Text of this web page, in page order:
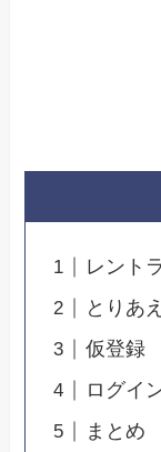
レント
とりあ
仮登録
ログイ
まとめ